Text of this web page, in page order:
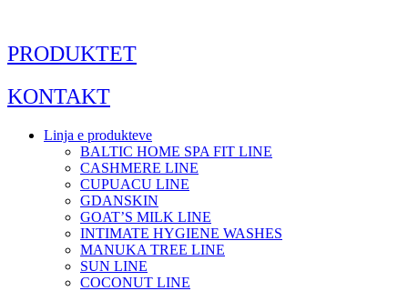
content
PRODUKTET
KONTAKT
Linja e produkteve
BALTIC HOME SPA FIT LINE
CASHMERE LINE
CUPUACU LINE
GDANSKIN
GOAT’S MILK LINE
INTIMATE HYGIENE WASHES
MANUKA TREE LINE
SUN LINE
COCONUT LINE